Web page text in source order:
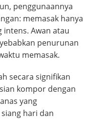
penggunaannya
memasak hanya
Awan atau
penurunan
memasak.
secara signifikan
kompor dengan
yang
hari dan